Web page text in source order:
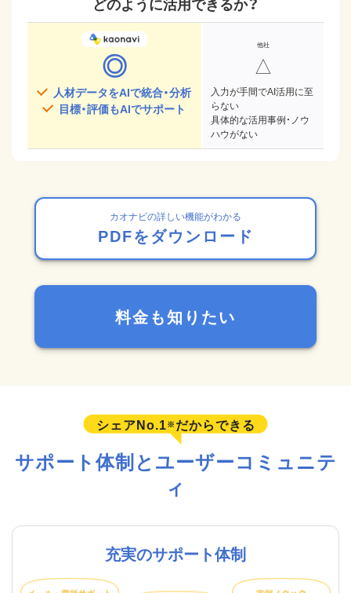
◎
人材データをAIで統合・分析
目標・評価もAIでサポート
△
入力が手間でAI活用に至
らない
具体的な活用事例・ノウ
ハウがない
カオナビの詳しい機能がわかる
PDFをダウンロード
料金も知りたい
シェアNo.1※ だからできる
サポート体制とユーザーコミュニテ
ィ
充実のサポート体制